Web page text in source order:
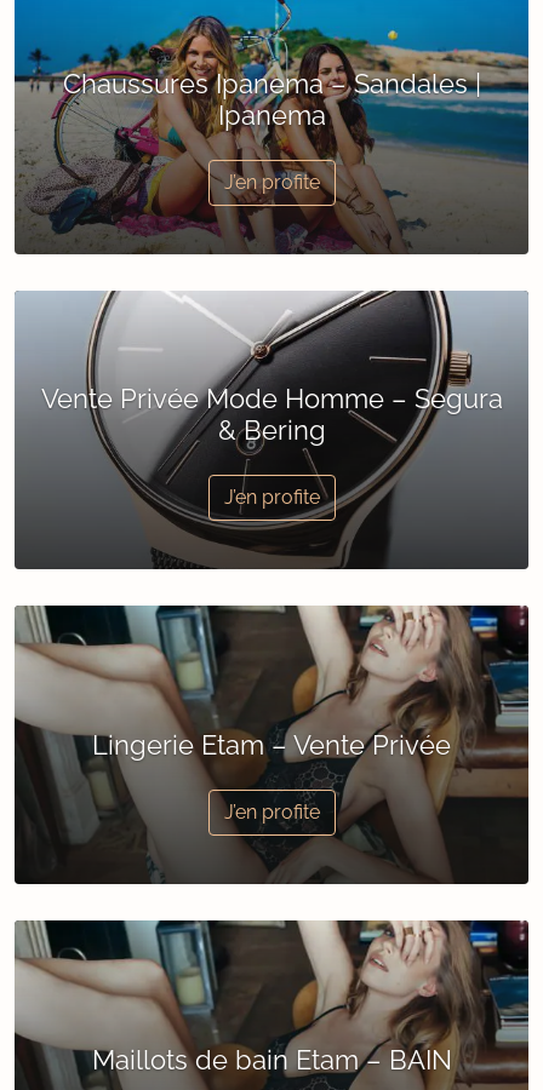
Chaussures Ipanema – Sandales |
Ipanema
J’en profite
Vente Privée Mode Homme – Segura
& Bering
J’en profite
Lingerie Etam – Vente Privée
J’en profite
Maillots de bain Etam – BAIN